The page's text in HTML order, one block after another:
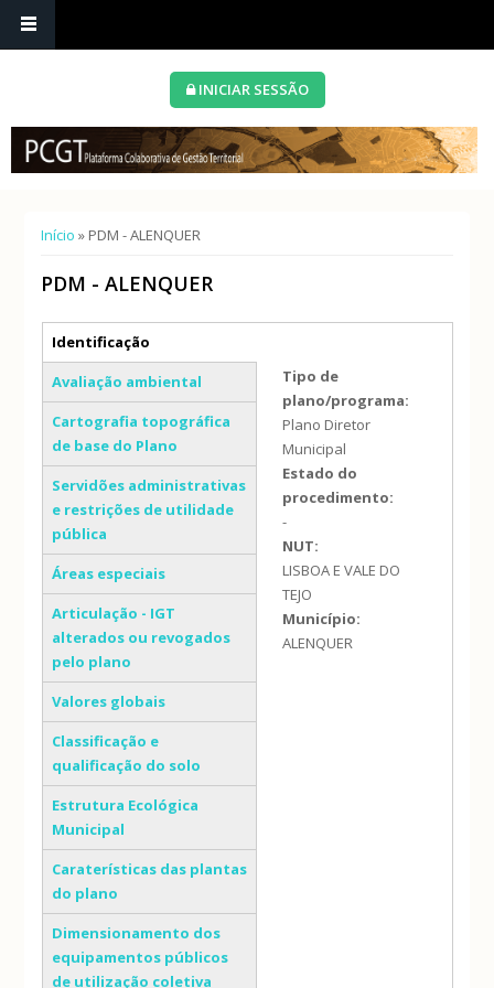
INICIAR SESSÃO
Está aqui
Início » PDM - ALENQUER
PDM - ALENQUER
Separadores verticais
Identificação
(separador ativo)
Avaliação ambiental
Cartografia topográfica
de base do Plano
Servidões administrativas
e restrições de utilidade
pública
Áreas especiais
Articulação - IGT
alterados ou revogados
pelo plano
Valores globais
Classificação e
qualificação do solo
Estrutura Ecológica
Municipal
Caraterísticas das plantas
do plano
Dimensionamento dos
equipamentos públicos
de utilização coletiva
Tipo de
plano/programa:
Plano Diretor
Municipal
Estado do
procedimento:
-
NUT:
LISBOA E VALE DO
TEJO
Município:
ALENQUER